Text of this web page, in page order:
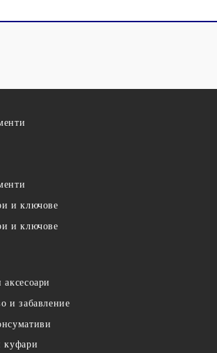
и ключове
и ключове
и забавление
куфари